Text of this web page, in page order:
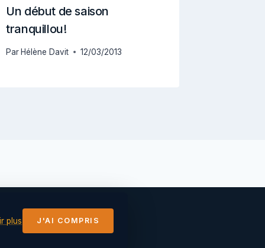
Un début de saison
tranquillou!
Par Hélène Davit 12/03/2013
plus
J'AI COMPRIS